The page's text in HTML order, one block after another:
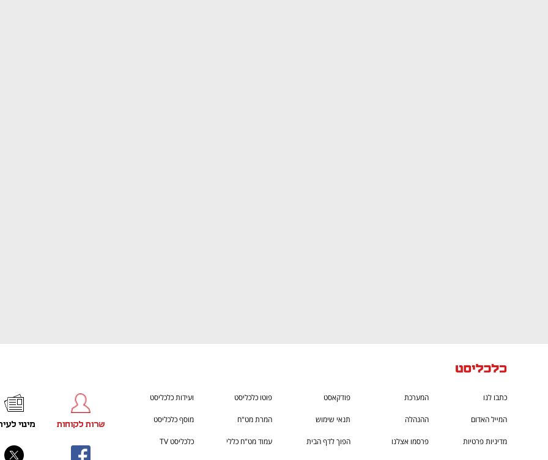
כתבו לנו המערכת פודקאסט פוטו כלכליסט ועידות כלכליסט
המייל האדום ההנהלה תנאי שימוש המרת מט"ח מוסף כלכליסט
מדיניות פרטיות פרסמו אצלנו הפוך לדף הבית עמוד מט"ח כללי כלכליסט TV
שרות לקוחות מינוי